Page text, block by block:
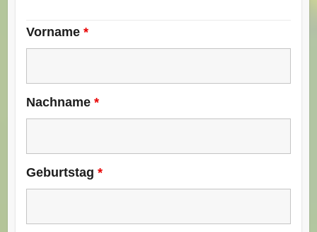
Vorname *
Nachname *
Geburtstag *